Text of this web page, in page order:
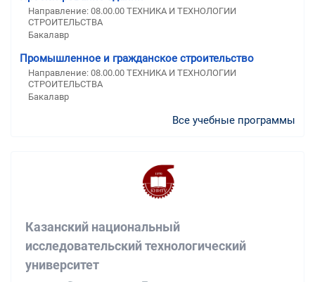
Направление: 08.00.00 ТЕХНИКА И ТЕХНОЛОГИИ
СТРОИТЕЛЬСТВА
Бакалавр
Промышленное и гражданское строительство
Направление: 08.00.00 ТЕХНИКА И ТЕХНОЛОГИИ
СТРОИТЕЛЬСТВА
Бакалавр
Все учебные программы
Казанский национальный
исследовательский технологический
университет